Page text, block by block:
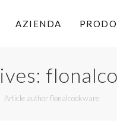
AZIENDA
here:
Article author flonalcookware